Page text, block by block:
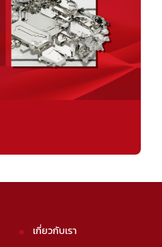
เกี่ยวกับเรา